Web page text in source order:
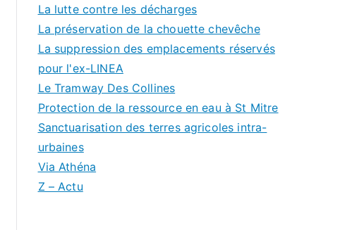
La lutte contre les décharges
La préservation de la chouette chevêche
La suppression des emplacements réservés
pour l'ex-LINEA
Le Tramway Des Collines
Protection de la ressource en eau à St Mitre
Sanctuarisation des terres agricoles intra-
urbaines
Via Athéna
Z – Actu